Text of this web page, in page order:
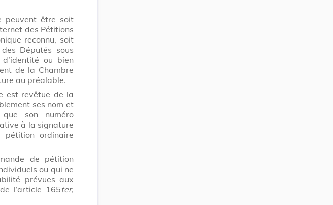
peuvent être soit
des Pétitions
reconnu, soit
Députés sous
ou bien
de la Chambre
au préalable.
est revêtue de la
ses nom et
son numéro
à la signature
pétition ordinaire
de pétition
ou qui ne
prévues aux
l’article 165ter,